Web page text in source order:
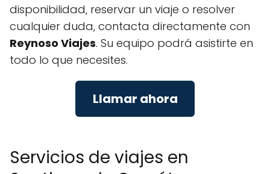
disponibilidad, reservar un viaje o resolver
cualquier duda, contacta directamente con
Reynoso Viajes. Su equipo podrá asistirte en
todo lo que necesites.
Llamar ahora
Servicios de viajes en